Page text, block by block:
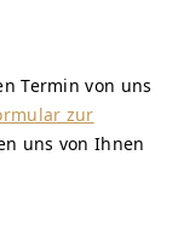
Termin von uns
zur
uns von Ihnen